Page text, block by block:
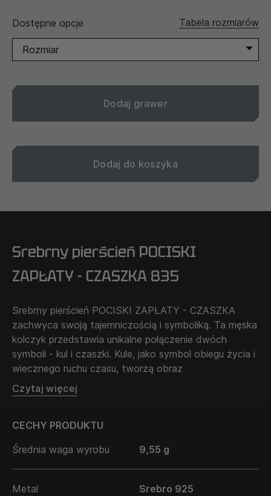
Dostępne opcje Tabela rozmiarów
Rozmiar
Dodaj grawer
Dodaj do koszyka
Srebrny pierścień POCISKI
ZAPŁATY - CZASZKA 835
Srebrny pierścień POCISKI ZAPŁATY - CZASZKA
zachwyca swoją tajemniczością i symboliką. Ta męska
kolczyk przedstawia unikalne połączenie dwóch
symboli - kul i czaszki. Kule, jako symbol obiegu życia i
wiecznego ruchu czasu, tworzą obraz
nieskończoności, a czaszka, z kolei, wciela w sobie
symbol zmienności, śmierci i przejścia do innego życia.
otrzyma w życiu zgodnie ze swoimi zasługami,
przypominając o ważności przyjmowania życiowych
prób i zmian. Noszenie tego pierścienia wyraża głęboki
filozoficzny pogląd na życie i jego
nieprzewidywalność.
Czytaj więcej
CECHY PRODUKTU
Średnia waga wyrobu
9,55 g
Metal Srebro 925